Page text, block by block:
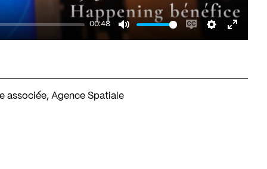
00:48
Mute
EnableSettings
Enter
associée, Agence Spatiale